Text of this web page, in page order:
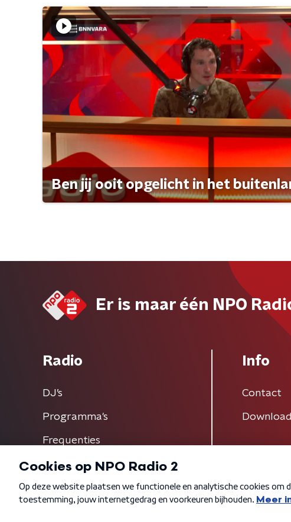
Ben jij ooit opgelicht in het
Er is maar één NPO
Radio
DJ’s
Programma's
Frequenties
Info
Contact
Algemene voorwaarden Privacybeleid